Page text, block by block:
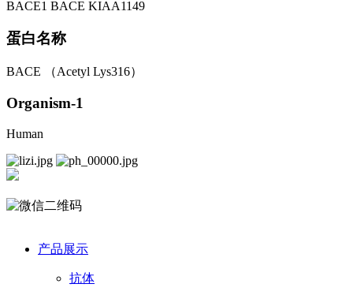
BACE1 BACE KIAA1149
蛋白名称
BACE （Acetyl Lys316）
Organism-1
Human
产品展示
抗体